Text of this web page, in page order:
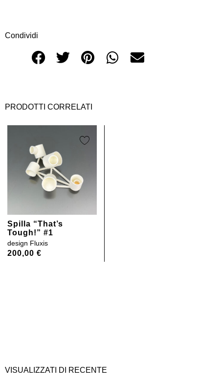
Condividi
PRODOTTI CORRELATI
Spilla “That’s
Tough!” #1
design Fluxis
200,00 €
VISUALIZZATI DI RECENTE